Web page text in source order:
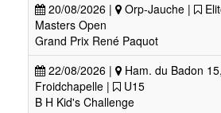
20/08/2026 |
Orp-Jauche |
Masters Open
Grand Prix René Paquot
22/08/2026 |
Ham. du Badon
Froidchapelle |
U15
B H Kid's Challenge